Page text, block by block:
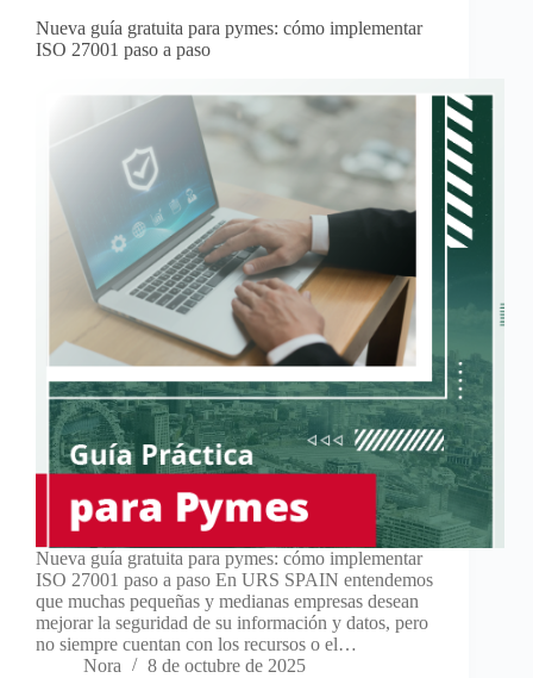
Nueva guía gratuita para pymes: cómo implementar
ISO 27001 paso a paso
Nueva guía gratuita para pymes: cómo implementar
ISO 27001 paso a paso En URS SPAIN entendemos
que muchas pequeñas y medianas empresas desean
mejorar la seguridad de su información y datos, pero
no siempre cuentan con los recursos o el…
Nora
8 de octubre de 2025